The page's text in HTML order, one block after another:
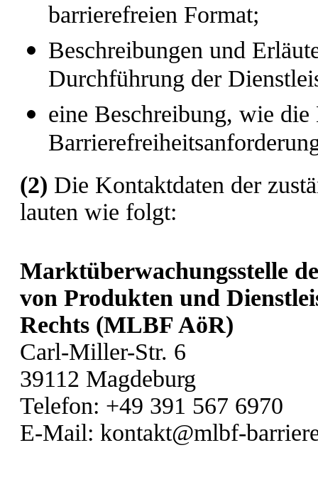
barrierefreien Format;
Beschreibungen und
Durchführung der
eine Beschreibung, wie
(2) Die Kontaktdaten der
lauten wie folgt:
Marktüberwachungsstelle
von Produkten und
Rechts (MLBF AöR)
Carl-Miller-Str. 6
39112 Magdeburg
Telefon: +49 391 567 6970
E-Mail: kontakt@mlbf-